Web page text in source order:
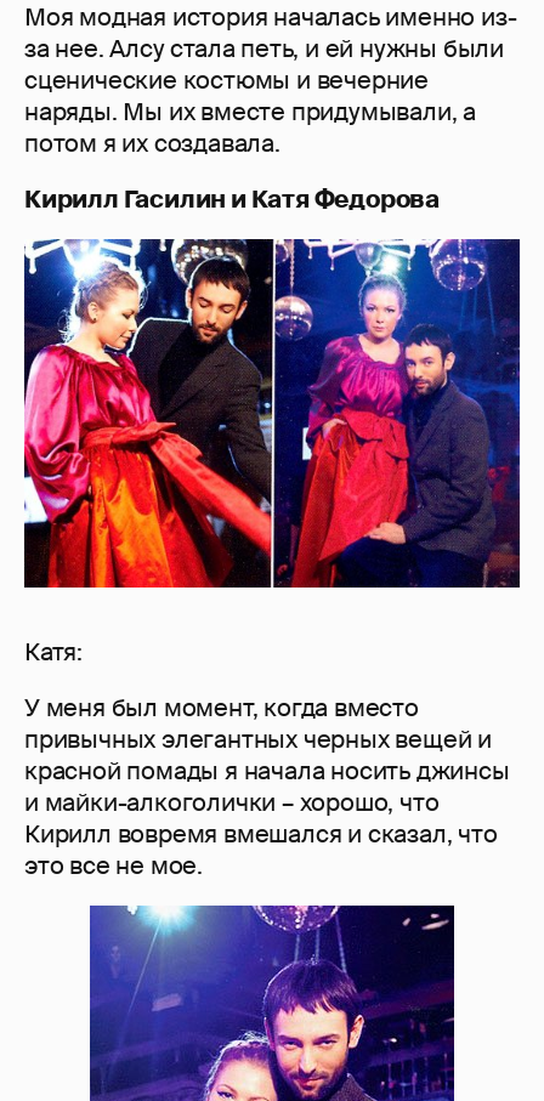
Моя модная история началась именно из-
за нее. Алсу стала петь, и ей нужны были
сценические костюмы и вечерние
наряды. Мы их вместе придумывали, а
потом я их создавала.
Кирилл Гасилин и Катя Федорова
Катя:
У меня был момент, когда вместо
привычных элегантных черных вещей и
красной помады я начала носить джинсы
и майки-алкоголички – хорошо, что
Кирилл вовремя вмешался и сказал, что
это все не мое.